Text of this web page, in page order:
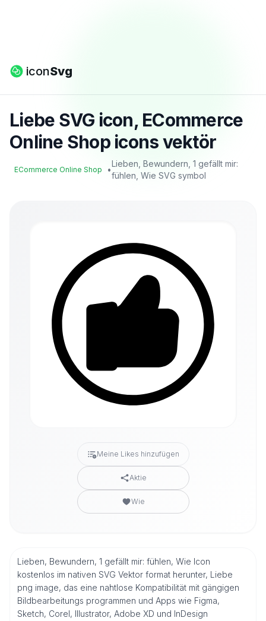
iconSvg
Liebe SVG icon, ECommerce
Online Shop icons vektör
ECommerce Online Shop •
Lieben, Bewundern, 1 gefällt mir:
fühlen, Wie SVG symbol
Meine Likes hinzufügen
Aktie
Wie
Lieben, Bewundern, 1 gefällt mir: fühlen, Wie Icon
kostenlos im nativen SVG Vektor format herunter, Liebe
png image, das eine nahtlose Kompatibilität mit gängigen
Bildbearbeitungs programmen und Apps wie Figma,
Sketch, Corel, Illustrator, Adobe XD und InDesign